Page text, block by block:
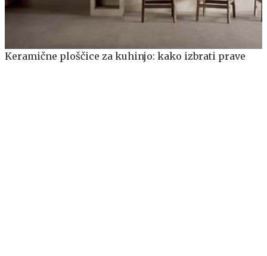
Keramične ploščice za kuhinjo: kako izbrati prave